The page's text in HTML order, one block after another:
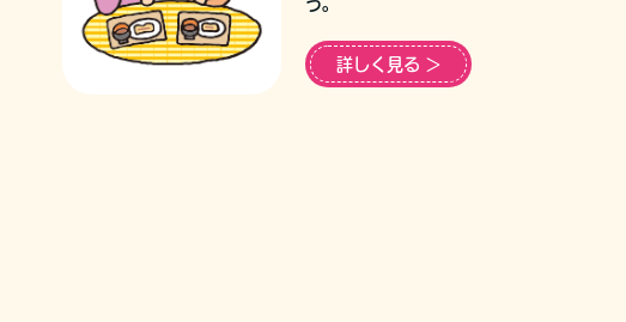
う。
詳しく見る ＞